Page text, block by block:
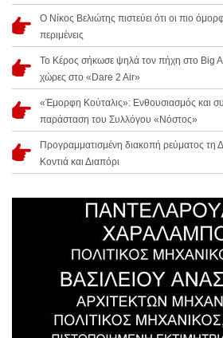
Ο Νίκος Βελιώτης πιστεύει ότι οι πιο
περιμένεις
Το Κέρος σήκωσε ψηλά τον πήχη στο Big
χώρες στο «Dare 2 Air»
«Έμορφη Κούταλις»: Ενθουσιασμός και
παράσταση του Συλλόγου «Νόστος»
Προγραμματισμένη διακοπή ρεύματος τη
Κοντιά και Διαπόρι